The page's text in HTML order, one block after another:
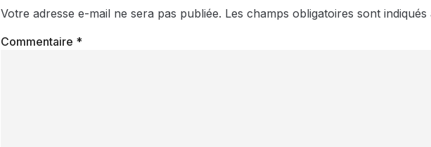
Votre adresse e-mail ne sera pas publiée. Les champs obligatoires sont indiqués
Commentaire *